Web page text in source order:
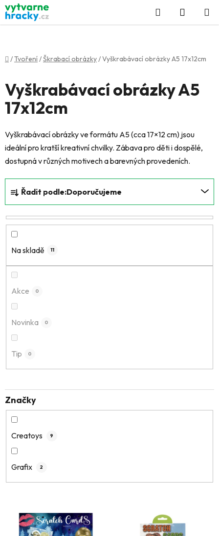
Přejít
na
obsah
Hledat
KOŠÍK
Domů
/Tvoření/Škrabací obrázky/Vyškrabávací obrázky A5 17x12cm
Vyškrabávací obrázky A5
17x12cm
Vyškrabávací obrázky ve formátu A5 (cca 17×12 cm) jsou
ideální pro kratší kreativní chvilky. Zábava pro děti i dospělé,
dostupná v různých motivech a barevných provedeních.
a
z
e
Řadit podle:Doporučujeme
Na skladě 11
Akce 0
Novinka 0
Tip 0
Značky
Creatoys 9
Grafix 2